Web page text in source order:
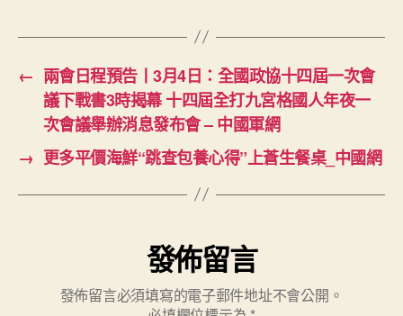
← 兩會日程預告丨3月4日：全國政協十四屆一次會
議下戰書3時揭幕 十四屆全打九宮格國人年夜一
次會議舉辦消息發布會 – 中國軍網
→ 更多平價海鮮“跳查包養心得”上蒼生餐桌_中國網
發佈留言
發佈留言必須填寫的電子郵件地址不會公開。